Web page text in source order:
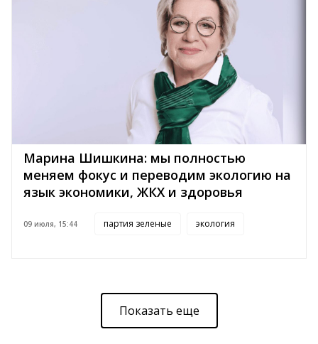
Марина Шишкина: мы полностью
меняем фокус и переводим экологию на
язык экономики, ЖКХ и здоровья
09 июля, 15:44 партия зеленые экология
Показать еще